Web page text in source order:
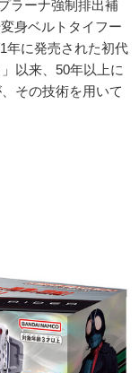
ラーナ強制排出補
身ベルトタイフー
年に発売された初代
以来、50年以上に
その技術を用いて